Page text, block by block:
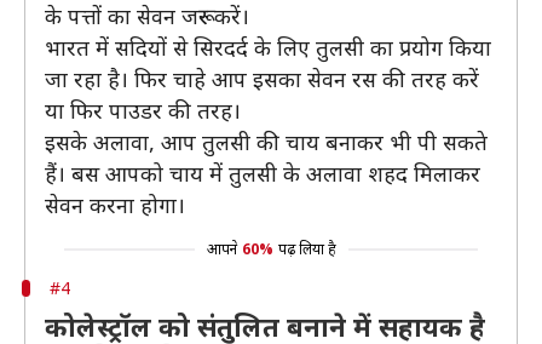
के पत्तों का सेवन जरूर करें।
भारत में सदियों से सिरदर्द के लिए तुलसी का प्रयोग किया
जा रहा है। फिर चाहे आप इसका सेवन रस की तरह करें
या फिर पाउडर की तरह।
इसके अलावा, आप तुलसी की चाय बनाकर भी पी सकते
हैं। बस आपको चाय में तुलसी के अलावा शहद मिलाकर
सेवन करना होगा।
आपने 60% पढ़ लिया है
#4
कोलेस्ट्रॉल को संतुलित बनाने में सहायक है